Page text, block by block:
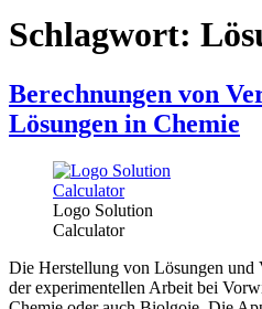
Schlagwort:
Berechnungen von
Lösungen in Chemie
Logo Solution
Calculator
Die Herstellung von Lösungen und
der experimentellen Arbeit bei